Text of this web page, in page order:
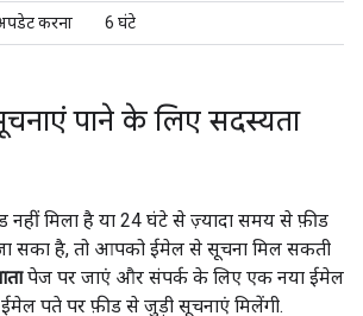
करना 6 घंटे
पाने के लिए सदस्यता
नहीं मिला है या 24 घंटे से ज़्यादा समय से फ़ीड
जा सका है, तो आपको ईमेल से सूचना मिल सकती
पेज पर जाएं और संपर्क के लिए एक नया ईमेल
पते पर फ़ीड से जुड़ी सूचनाएं मिलेंगी.